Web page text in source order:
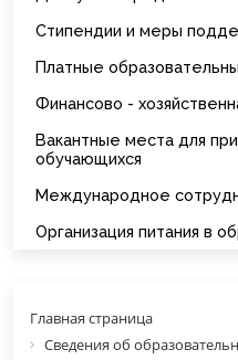
Стипендии и меры
Платные
Финансово -
Вакантные места для
обучающихся
Международное
Организация питания в
Главная страница
Сведения об